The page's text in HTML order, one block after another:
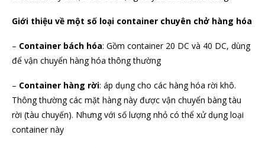
Giới thiệu về một số loại container chuyên chở hàng hóa
– Container bách hóa: Gồm container 20 DC và 40 DC, dùng
để vận chuyển hàng hóa thông thường
– Container hàng rời: áp dụng cho các hàng hóa rời khô.
Thông thường các mặt hàng này được vận chuyển bàng tàu
rời (tàu chuyến). Nhưng với số lượng nhỏ có thể xử dụng loại
container này